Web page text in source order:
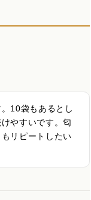
10袋もあるとし
やすいです。匂
リピートしたい